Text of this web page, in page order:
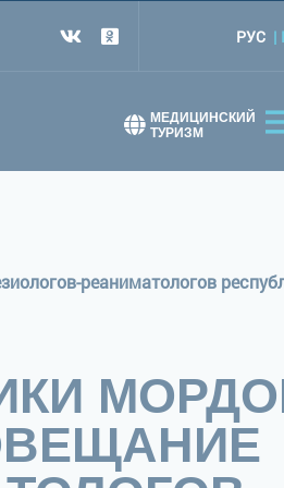
РУС
МЕДИЦИНСКИЙ
ТУРИЗМ